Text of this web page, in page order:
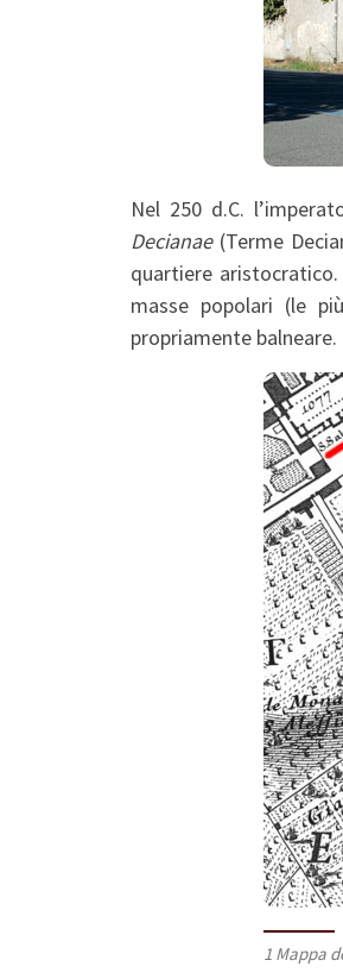
Nel 250 d.C.
Decianae(Terme
quartiere
masse popolari (le
propriamente balneare.
1 Mappa